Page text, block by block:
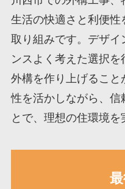
生活の快適さと利便
取り組みです。デザイ
ンスよく考えた選択
外構を作り上げるこ
性を活かしながら、信
とで、理想の住環境を